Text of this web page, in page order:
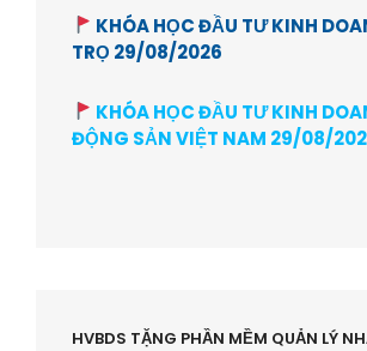
KHÓA HỌC ĐẦU TƯ KINH
TRỌ 29/08/2026
KHÓA HỌC ĐẦU TƯ KINH
ĐỘNG SẢN VIỆT NAM 29/08/
HVBDS TẶNG PHẦN MỀM QUẢN LÝ